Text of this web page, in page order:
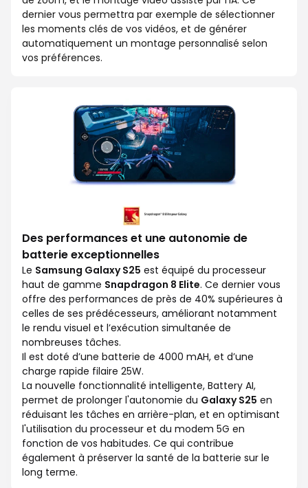
dernier vous permettra par exemple de sélectionner
les moments clés de vos vidéos, et de générer
automatiquement un montage personnalisé selon
vos préférences.
Des performances et une autonomie de
batterie exceptionnelles
Le Samsung Galaxy S25 est équipé du processeur
haut de gamme Snapdragon 8 Elite. Ce dernier vous
offre des performances de près de 40% supérieures à
celles de ses prédécesseurs, améliorant notamment
le rendu visuel et l’exécution simultanée de
nombreuses tâches.
Il est doté d’une batterie de 4000 mAH, et d’une
charge rapide filaire 25W.
La nouvelle fonctionnalité intelligente, Battery AI,
permet de prolonger l'autonomie du Galaxy S25 en
réduisant les tâches en arrière-plan, et en optimisant
l'utilisation du processeur et du modem 5G en
fonction de vos habitudes. Ce qui contribue
également à préserver la santé de la batterie sur le
long terme.